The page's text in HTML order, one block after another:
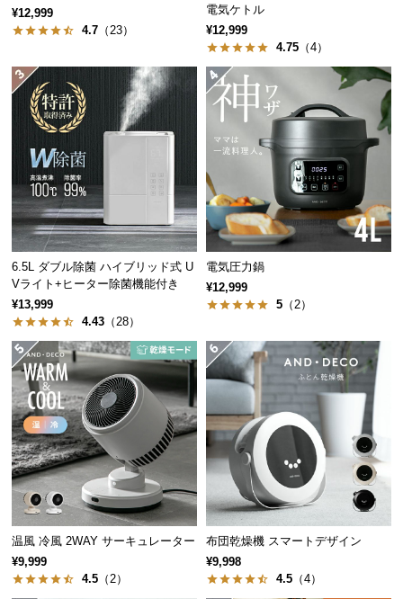
入
経
路
に
つ
い
て
返
品・
キ
ン
ル
に
つ
い
て
保
証
に
つ
い
て
ポカポカに温まる遠赤外線
熱の浸透性が高い遠赤外線が体の芯までじっくりと
温め、ポカポカとした心地よさが持続します。
遠赤外線の優れた3つのポイント
¥12,999
4.7 （23）
電気ケトル
¥12,999
4.75 （4）
6.5L ダブル除菌 ハイブリッド式 U
Vライト+ヒーター除菌機能付き
¥13,999
4.43 （28）
電気圧力鍋
¥12,999
5 （2）
温風 冷風 2WAY サーキュレーター
¥9,999
4.5 （2）
布団乾燥機 スマートデザイン
¥9,998
4.5 （4）